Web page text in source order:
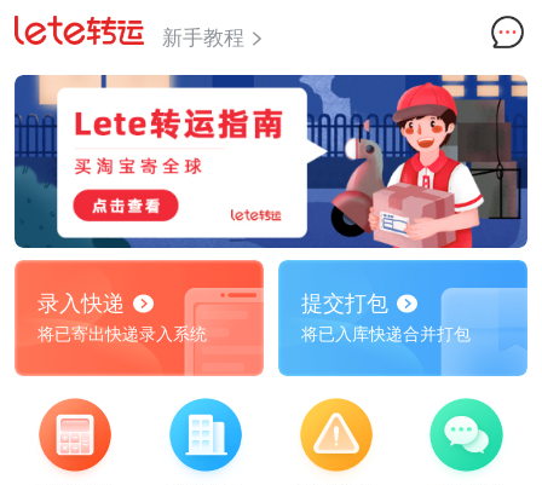
新手教程
录入快递
将已寄出快递录入系统
提交打包
将已入库快递合并打包